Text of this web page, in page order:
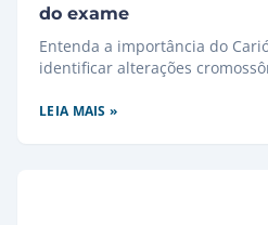
do exame
Entenda a importância do
identificar alterações
LEIA MAIS »